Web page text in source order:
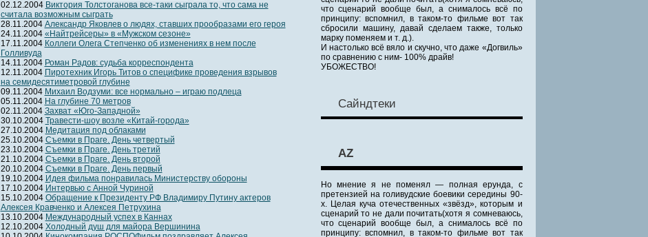
02.12.2004 Виктория Толстоганова все-таки сыграла то, что сама не
считала возможным сыграть
28.11.2004 Александр Яковлев о людях, ставших прообразами его героя
24.11.2004 «Найтрейсеры» в «Мужском сезоне»
17.11.2004 Коллеги Олега Степченко об изменениях в нем после
Голливуда
14.11.2004 Роман Радов: судьба корреспондента
12.11.2004 Пиротехник Игорь Титов о специфике проведения взрывов
на семидесятиметровой глубине
09.11.2004 Михаил Водзуми: все нормально – играю подлеца
05.11.2004 На глубине 70 метров
02.11.2004 Захват «Юго-Западной»
30.10.2004 Травести-шоу возле «Китай-города»
27.10.2004 Медитация под облаками
25.10.2004 Съемки в Праге. День четвертый
23.10.2004 Съемки в Праге. День третий
21.10.2004 Съемки в Праге. День второй
20.10.2004 Съемки в Праге. День первый
19.10.2004 Идея фильма понравилась Министерству обороны
17.10.2004 Интервью с Анной Чуриной
15.10.2004 Обращение к Президенту РФ Владимиру Путину актеров
Алексея Кравченко и Алексея Петрухина
13.10.2004 Международный успех в Каннах
12.10.2004 Холодный душ для майора Вершинина
что сценарий вообще был, а снималось всё по
принципу: вспомнил, в таком-то фильме вот так
сбросили машину, давай сделаем также, только
марку поменяем и т. д.).
И настолько всё вяло и скучно, что даже «Догвиль»
по сравнению с ним- 100% драйв!
УБОЖЕСТВО!
Сайндтеки
AZ
Но мнение я не поменял — полная ерунда, с
претензией на голивудские боевики середины 90-
х. Целая куча отечественных «звёзд», которым и
сценарий то не дали почитать(хотя я сомневаюсь,
что сценарий вообще был, а снималось всё по
принципу: вспомнил, в таком-то фильме вот так